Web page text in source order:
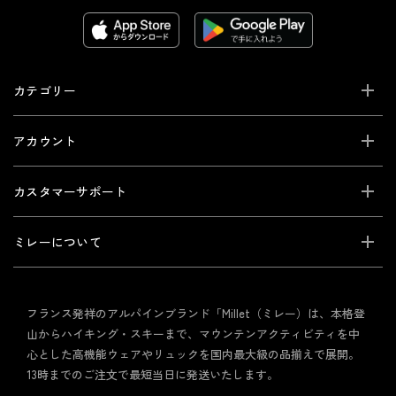
カテゴリー
アカウント
カスタマーサポート
ミレーについて
フランス発祥のアルパインブランド「Millet（ミレー）は、本格登
山からハイキング・スキーまで、マウンテンアクティビティを中
心とした高機能ウェアやリュックを国内最大級の品揃えで展開。
13時までのご注文で最短当日に発送いたします。